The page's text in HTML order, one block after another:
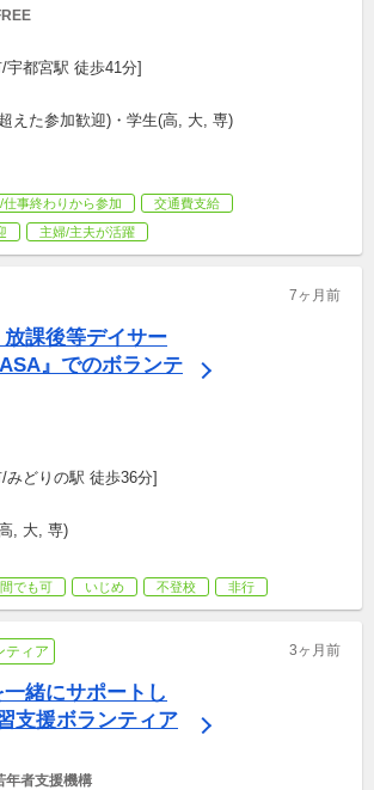
宇都宮駅 徒歩41分]
えた参加歓迎)・学生(高, 大, 専)
仕事終わりから参加
交通費支給
主婦/主夫が活躍
7ヶ月前
課後等デイサー
』でのボランテ
みどりの駅 徒歩36分]
, 大, 専)
でも可 いじめ 不登校 非行
ティア 3ヶ月前
緒にサポートし
支援ボランティア
年者支援機構